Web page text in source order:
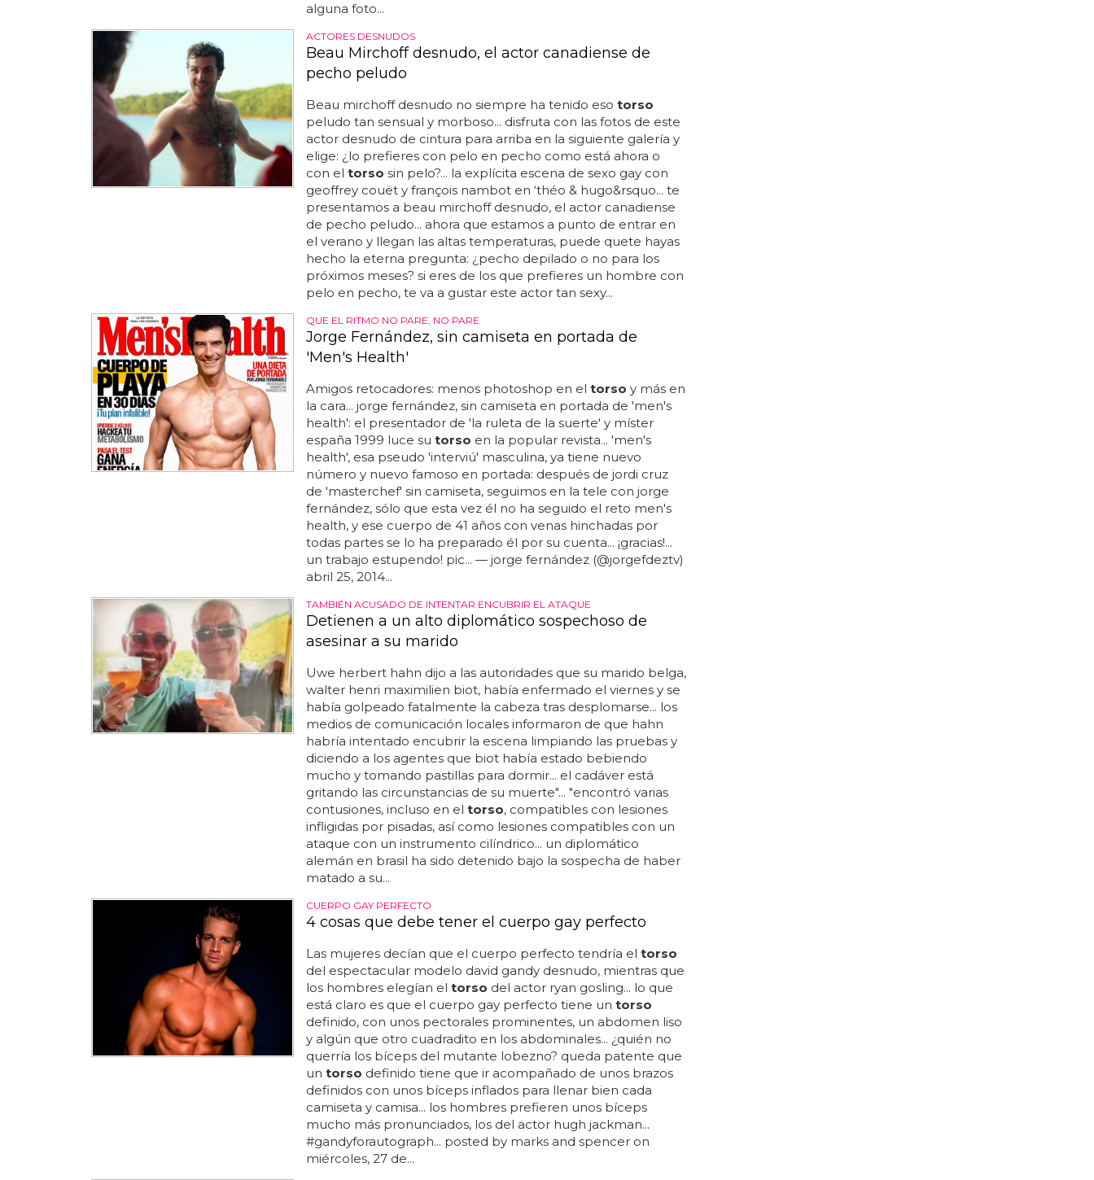
alguna foto...
ACTORES DESNUDOS
Beau Mirchoff desnudo, el actor canadiense de
pecho peludo
Beau mirchoff desnudo no siempre ha tenido eso torso
peludo tan sensual y morboso... disfruta con las fotos de este
actor desnudo de cintura para arriba en la siguiente galería y
elige: ¿lo prefieres con pelo en pecho como está ahora o
con el torso sin pelo?... la explícita escena de sexo gay con
geoffrey couët y françois nambot en ‘théo & hugo&rsquo... te
presentamos a beau mirchoff desnudo, el actor canadiense
de pecho peludo... ahora que estamos a punto de entrar en
el verano y llegan las altas temperaturas, puede quete hayas
hecho la eterna pregunta: ¿pecho depilado o no para los
próximos meses? si eres de los que prefieres un hombre con
pelo en pecho, te va a gustar este actor tan sexy...
QUE EL RITMO NO PARE, NO PARE
Jorge Fernández, sin camiseta en portada de
'Men's Health'
Amigos retocadores: menos photoshop en el torso y más en
la cara... jorge fernández, sin camiseta en portada de 'men's
health': el presentador de 'la ruleta de la suerte' y míster
españa 1999 luce su torso en la popular revista... 'men's
health', esa pseudo 'interviú' masculina, ya tiene nuevo
número y nuevo famoso en portada: después de jordi cruz
de 'masterchef' sin camiseta, seguimos en la tele con jorge
fernández, sólo que esta vez él no ha seguido el reto men's
health, y ese cuerpo de 41 años con venas hinchadas por
todas partes se lo ha preparado él por su cuenta... ¡gracias!...
un trabajo estupendo! pic... — jorge fernández (@jorgefdeztv)
abril 25, 2014...
TAMBIÉN ACUSADO DE INTENTAR ENCUBRIR EL ATAQUE
Detienen a un alto diplomático sospechoso de
asesinar a su marido
Uwe herbert hahn dijo a las autoridades que su marido belga,
walter henri maximilien biot, había enfermado el viernes y se
había golpeado fatalmente la cabeza tras desplomarse... los
medios de comunicación locales informaron de que hahn
habría intentado encubrir la escena limpiando las pruebas y
diciendo a los agentes que biot había estado bebiendo
mucho y tomando pastillas para dormir... el cadáver está
gritando las circunstancias de su muerte"... "encontró varias
contusiones, incluso en el torso, compatibles con lesiones
infligidas por pisadas, así como lesiones compatibles con un
ataque con un instrumento cilíndrico... un diplomático
alemán en brasil ha sido detenido bajo la sospecha de haber
matado a su...
CUERPO GAY PERFECTO
4 cosas que debe tener el cuerpo gay perfecto
Las mujeres decían que el cuerpo perfecto tendría el torso
del espectacular modelo david gandy desnudo, mientras que
los hombres elegían el torso del actor ryan gosling... lo que
está claro es que el cuerpo gay perfecto tiene un torso
definido, con unos pectorales prominentes, un abdomen liso
y algún que otro cuadradito en los abdominales... ¿quién no
querría los bíceps del mutante lobezno? queda patente que
un torso definido tiene que ir acompañado de unos brazos
definidos con unos bíceps inflados para llenar bien cada
camiseta y camisa... los hombres prefieren unos bíceps
mucho más pronunciados, los del actor hugh jackman...
#gandyforautograph... posted by marks and spencer on
miércoles, 27 de...